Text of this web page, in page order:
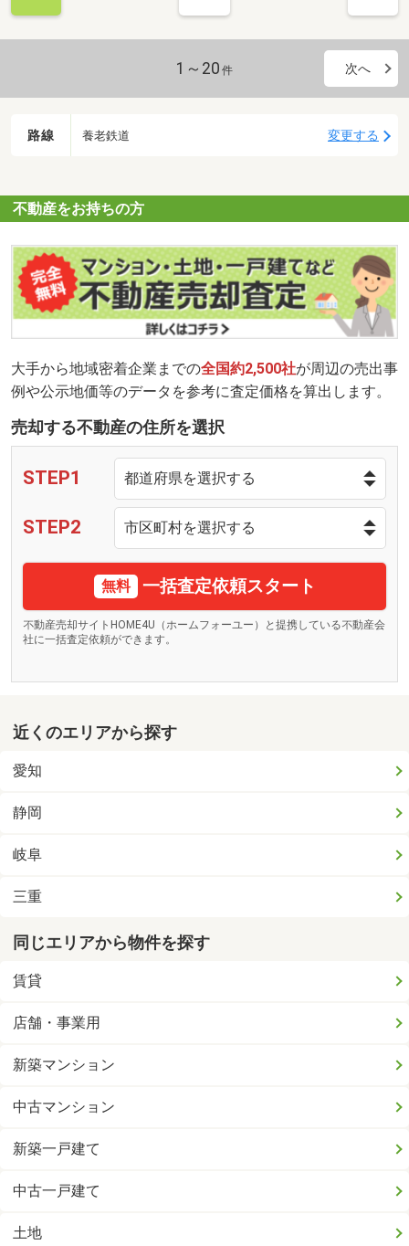
1～20 件 次へ
路線 養老鉄道 変更する
不動産をお持ちの方
大手から地域密着企業までの全国約2,500社が周辺の売出事
例や公示地価等のデータを参考に査定価格を算出します。
売却する不動産の住所を選択
STEP1
STEP2
無料 一括査定依頼スタート
不動産売却サイトHOME4U（ホームフォーユー）と提携している不動産会
社に一括査定依頼ができます。
近くのエリアから探す
愛知
静岡
岐阜
三重
同じエリアから物件を探す
賃貸
店舗・事業用
新築マンション
中古マンション
新築一戸建て
中古一戸建て
土地